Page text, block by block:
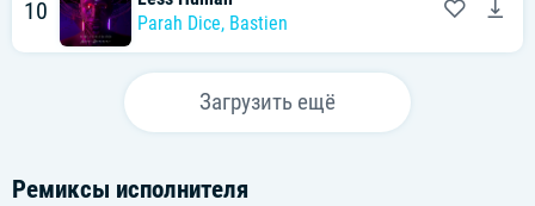
10
Parah Dice, Bastien
Загрузить ещё
Ремиксы исполнителя